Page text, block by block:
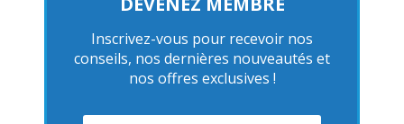
Inscrivez-vous pour recevoir nos
conseils, nos dernières nouveautés et
nos offres exclusives !